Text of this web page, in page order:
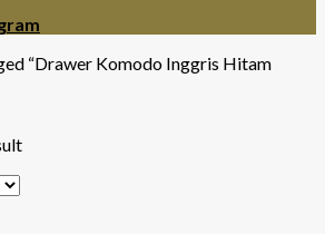
“Drawer Komodo Inggris Hitam